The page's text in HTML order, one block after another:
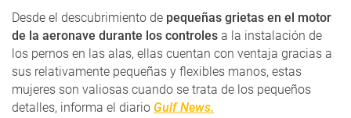
Desde el descubrimiento de pequeñas grietas en el motor
de la aeronave durante los controles a la instalación de
los pernos en las alas, ellas cuentan con ventaja gracias a
sus relativamente pequeñas y flexibles manos, estas
mujeres son valiosas cuando se trata de los pequeños
detalles, informa el diario Gulf News.